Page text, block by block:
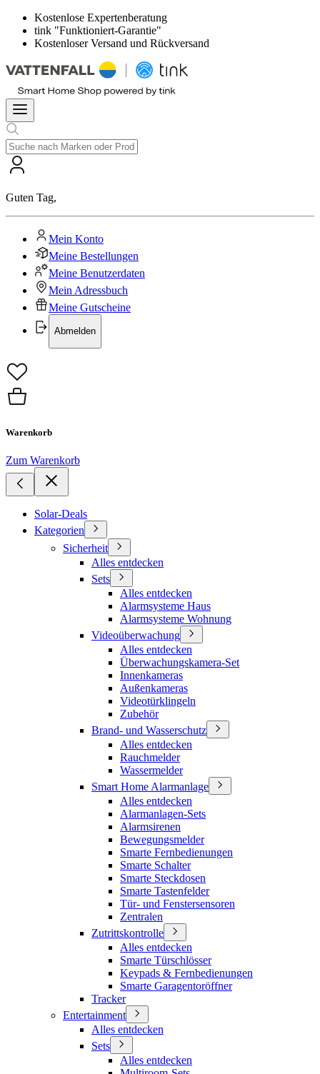
Kostenlose Expertenberatung
tink "Funktioniert-Garantie"
Kostenloser Versand und Rückversand
Guten Tag,
Mein Konto
Meine Bestellungen
Meine Benutzerdaten
Mein Adressbuch
Meine Gutscheine
Abmelden
Warenkorb
Zum Warenkorb
Solar-Deals
Kategorien
Sicherheit
Alles entdecken
Sets
Alles entdecken
Alarmsysteme Haus
Alarmsysteme Wohnung
Videoüberwachung
Alles entdecken
Überwachungskamera-Set
Innenkameras
Außenkameras
Videotürklingeln
Zubehör
Brand- und Wasserschutz
Alles entdecken
Rauchmelder
Wassermelder
Smart Home Alarmanlage
Alles entdecken
Alarmanlagen-Sets
Alarmsirenen
Bewegungsmelder
Smarte Fernbedienungen
Smarte Schalter
Smarte Steckdosen
Smarte Tastenfelder
Tür- und Fenstersensoren
Zentralen
Zutrittskontrolle
Alles entdecken
Smarte Türschlösser
Keypads & Fernbedienungen
Smarte Garagentoröffner
Tracker
Entertainment
Alles entdecken
Sets
Alles entdecken